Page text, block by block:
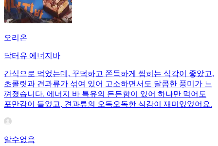
오리온
닥터유 에너지바
간식으로 먹었는데, 꾸덕하고 쫀득하게 씹히는 식감이 좋았고,
초콜릿과 견과류가 섞여 있어 고소하면서도 달콤한 풍미가 느
껴졌습니다. 에너지 바 특유의 든든함이 있어 하나만 먹어도
포만감이 들었고, 견과류의 오독오독한 식감이 재미있었어요.
알수없음